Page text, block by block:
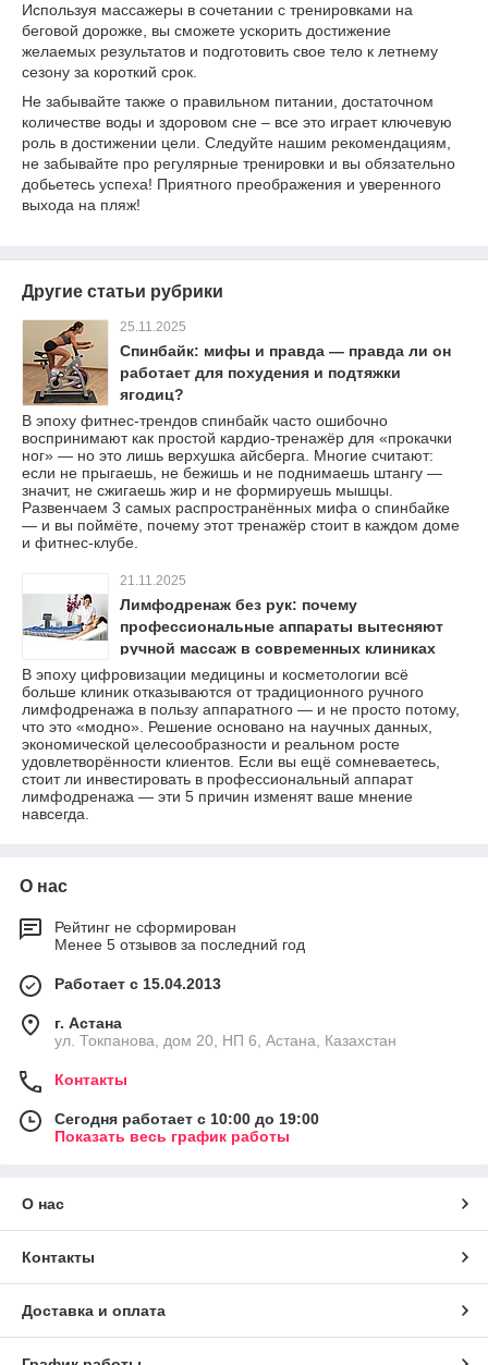
Используя массажеры в сочетании с тренировками на
беговой дорожке, вы сможете ускорить достижение
желаемых результатов и подготовить свое тело к летнему
сезону за короткий срок.
Не забывайте также о правильном питании, достаточном
количестве воды и здоровом сне – все это играет ключевую
роль в достижении цели. Следуйте нашим рекомендациям,
не забывайте про регулярные тренировки и вы обязательно
добьетесь успеха! Приятного преображения и уверенного
выхода на пляж!
Другие статьи рубрики
25.11.2025
Спинбайк: мифы и правда — правда ли он
работает для похудения и подтяжки
ягодиц?
В эпоху фитнес-трендов спинбайк часто ошибочно
воспринимают как простой кардио-тренажёр для «прокачки
ног» — но это лишь верхушка айсберга. Многие считают:
если не прыгаешь, не бежишь и не поднимаешь штангу —
значит, не сжигаешь жир и не формируешь мышцы.
Развенчаем 3 самых распространённых мифа о спинбайке
— и вы поймёте, почему этот тренажёр стоит в каждом доме
и фитнес-клубе.
21.11.2025
Лимфодренаж без рук: почему
профессиональные аппараты вытесняют
ручной массаж в современных клиниках
В эпоху цифровизации медицины и косметологии всё
больше клиник отказываются от традиционного ручного
лимфодренажа в пользу аппаратного — и не просто потому,
что это «модно». Решение основано на научных данных,
экономической целесообразности и реальном росте
удовлетворённости клиентов. Если вы ещё сомневаетесь,
стоит ли инвестировать в профессиональный аппарат
лимфодренажа — эти 5 причин изменят ваше мнение
навсегда.
О нас
Рейтинг не сформирован
Менее 5 отзывов за последний год
Работает с 15.04.2013
г. Астана
ул. Токпанова, дом 20, НП 6, Астана, Казахстан
Контакты
Сегодня работает с 10:00 до 19:00
Показать весь график работы
О нас
Контакты
Доставка и оплата